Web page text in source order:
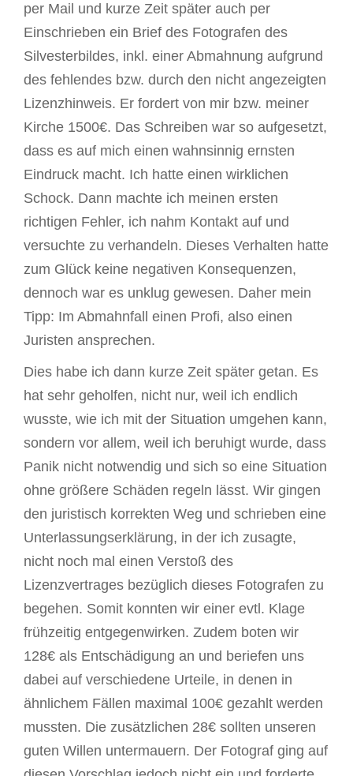
per Mail und kurze Zeit später auch per
Einschrieben ein Brief des Fotografen des
Silvesterbildes, inkl. einer Abmahnung aufgrund
des fehlendes bzw. durch den nicht angezeigten
Lizenzhinweis. Er fordert von mir bzw. meiner
Kirche 1500€. Das Schreiben war so aufgesetzt,
dass es auf mich einen wahnsinnig ernsten
Eindruck macht. Ich hatte einen wirklichen
Schock. Dann machte ich meinen ersten
richtigen Fehler, ich nahm Kontakt auf und
versuchte zu verhandeln. Dieses Verhalten hatte
zum Glück keine negativen Konsequenzen,
dennoch war es unklug gewesen. Daher mein
Tipp: Im Abmahnfall einen Profi, also einen
Juristen ansprechen.
Dies habe ich dann kurze Zeit später getan. Es
hat sehr geholfen, nicht nur, weil ich endlich
wusste, wie ich mit der Situation umgehen kann,
sondern vor allem, weil ich beruhigt wurde, dass
Panik nicht notwendig und sich so eine Situation
ohne größere Schäden regeln lässt. Wir gingen
den juristisch korrekten Weg und schrieben eine
Unterlassungserklärung, in der ich zusagte,
nicht noch mal einen Verstoß des
Lizenzvertrages bezüglich dieses Fotografen zu
begehen. Somit konnten wir einer evtl. Klage
frühzeitig entgegenwirken. Zudem boten wir
128€ als Entschädigung an und beriefen uns
dabei auf verschiedene Urteile, in denen in
ähnlichem Fällen maximal 100€ gezahlt werden
mussten. Die zusätzlichen 28€ sollten unseren
guten Willen untermauern. Der Fotograf ging auf